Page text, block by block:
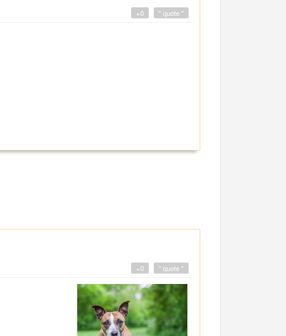
" quote "
+0
" quote "
+0